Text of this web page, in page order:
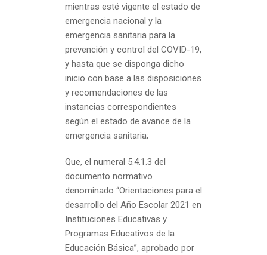
mientras esté vigente el estado de
emergencia nacional y la
emergencia sanitaria para la
prevención y control del COVID-19,
y hasta que se disponga dicho
inicio con base a las disposiciones
y recomendaciones de las
instancias correspondientes
según el estado de avance de la
emergencia sanitaria;
Que, el numeral 5.4.1.3 del
documento normativo
denominado “Orientaciones para el
desarrollo del Año Escolar 2021 en
Instituciones Educativas y
Programas Educativos de la
Educación Básica”, aprobado por